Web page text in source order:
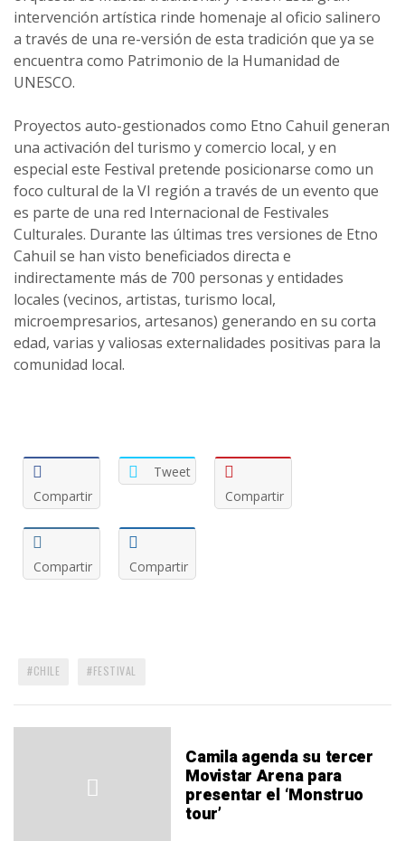
intervención artística rinde homenaje al oficio salinero
a través de una re-versión de esta tradición que ya se
encuentra como Patrimonio de la Humanidad de
UNESCO.
Proyectos auto-gestionados como Etno Cahuil generan
una activación del turismo y comercio local, y en
especial este Festival pretende posicionarse como un
foco cultural de la VI región a través de un evento que
es parte de una red Internacional de Festivales
Culturales. Durante las últimas tres versiones de Etno
Cahuil se han visto beneficiados directa e
indirectamente más de 700 personas y entidades
locales (vecinos, artistas, turismo local,
microempresarios, artesanos) generando en su corta
edad, varias y valiosas externalidades positivas para la
comunidad local.
Compartir
Tweet
Compartir
Compartir Compartir
CHILE FESTIVAL
Camila agenda su tercer
Movistar Arena para
presentar el ‘Monstruo
tour’